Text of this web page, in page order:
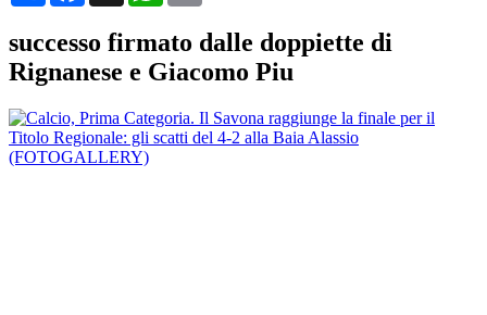
successo firmato dalle doppiette di
Rignanese e Giacomo Piu